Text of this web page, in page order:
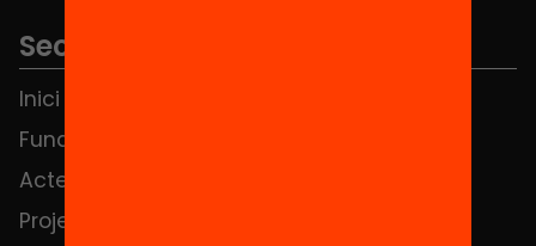
Seccions
Inici
Fundació
Actes
Projectes